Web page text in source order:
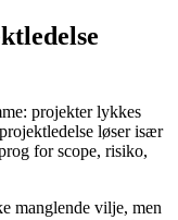
projekter lykkes
løser især
for scope, risiko,
manglende vilje, men